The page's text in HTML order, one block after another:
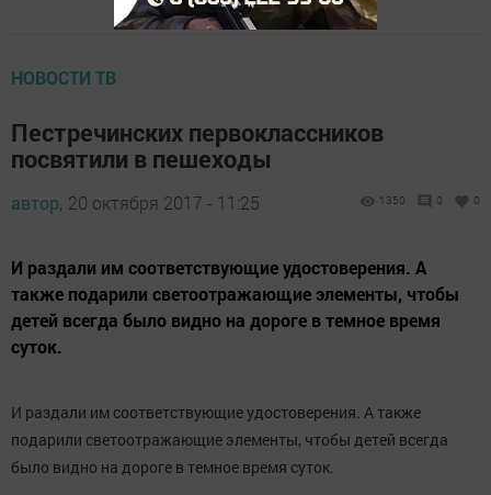
НОВОСТИ ТВ
Пестречинских первоклассников
посвятили в пешеходы
автор, 20 октября 2017 - 11:25 1350 0 0
И раздали им соответствующие удостоверения. А
также подарили светоотражающие элементы, чтобы
детей всегда было видно на дороге в темное время
суток.
И раздали им соответствующие удостоверения. А также
подарили светоотражающие элементы, чтобы детей всегда
было видно на дороге в темное время суток.